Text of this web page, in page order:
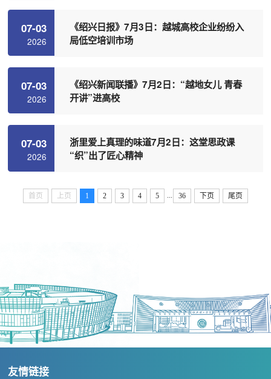
07-03
2026
《绍兴日报》7月3日：越城高校企业纷纷入
局低空培训市场
07-03
2026
《绍兴新闻联播》7月2日：“越地女儿 青春
开讲”进高校
07-03
2026
浙里爱上真理的味道7月2日：这堂思政课
“织”出了匠心精神
首页 上页 1 2 3 4 5 ... 36 下页 尾页
友情链接